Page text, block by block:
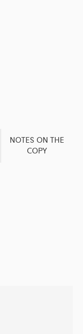
NOTES ON THE
COPY